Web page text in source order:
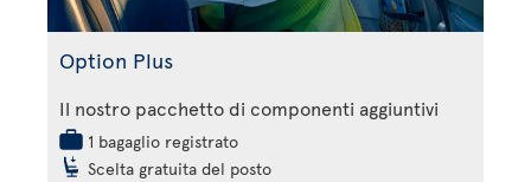
Option Plus
Il nostro pacchetto di componenti aggiuntivi
1 bagaglio registrato
Scelta gratuita del posto